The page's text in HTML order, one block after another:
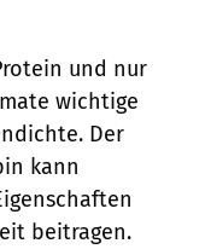
und nur
wichtige
Der
kann
beitragen.